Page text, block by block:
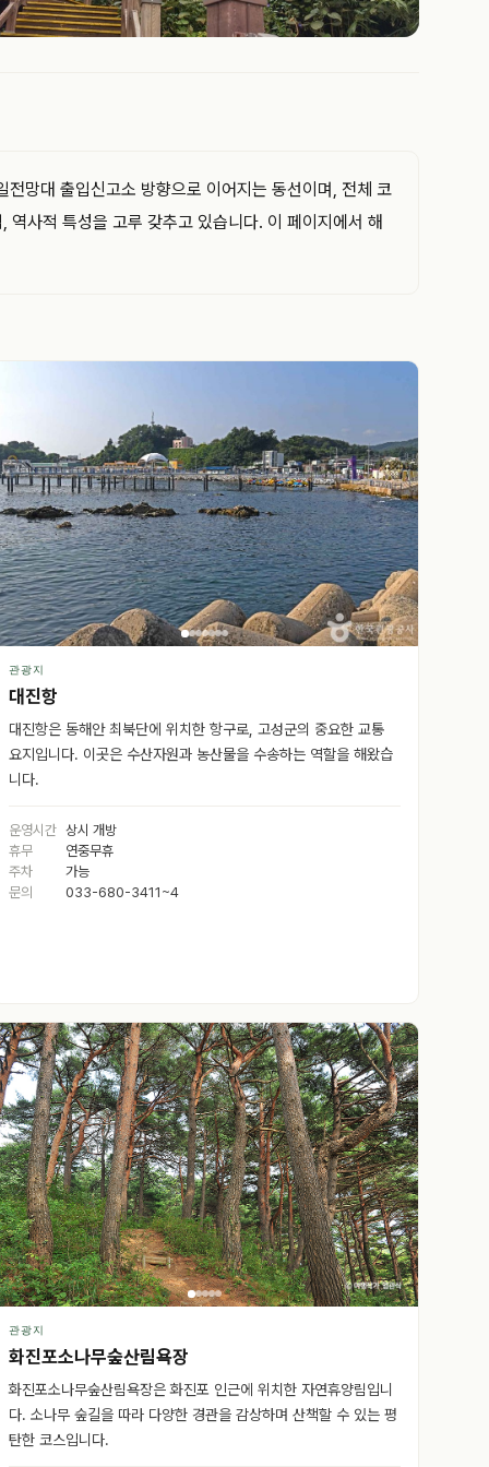
망대 출입신고소 방향으로 이어지는 동선이며, 전체 코
사적 특성을 고루 갖추고 있습니다. 이 페이지에서 해
관광지
대진항
대진항은 동해안 최북단에 위치한 항구로, 고성군의 중요한 교통
요지입니다. 이곳은 수산자원과 농산물을 수송하는 역할을 해왔습
니다.
운영시간 상시 개방
휴무
연중무휴
주차
가능
문의
033-680-3411~4
관광지
화진포소나무숲산림욕장
화진포소나무숲산림욕장은 화진포 인근에 위치한 자연휴양림입니
다. 소나무 숲길을 따라 다양한 경관을 감상하며 산책할 수 있는 평
탄한 코스입니다.